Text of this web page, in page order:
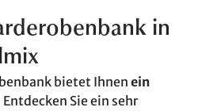
in
bietet Ihnen ein
Sie ein sehr